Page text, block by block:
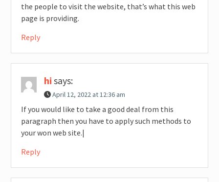
the people to visit the website, that’s what this web
page is providing.
Reply
hi says:
April 12, 2022 at 12:36 am
If you would like to take a good deal from this
paragraph then you have to apply such methods to
your won web site.|
Reply